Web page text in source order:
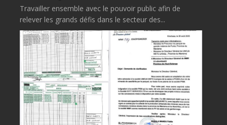
Travailler ensemble avec le pouvoir public afin de
relever les grands défis dans le secteur des...